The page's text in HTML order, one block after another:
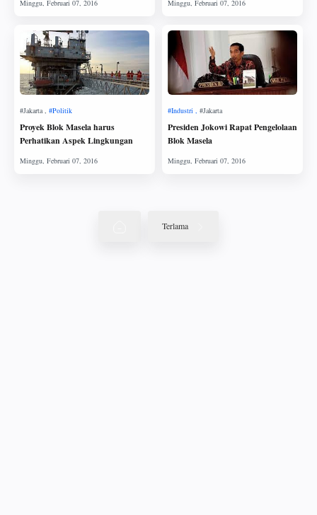
Proyek Blok Masela harus
Perhatikan Aspek Lingkungan
Presiden Jokowi Rapat Pengelolaan
Blok Masela
Terlama